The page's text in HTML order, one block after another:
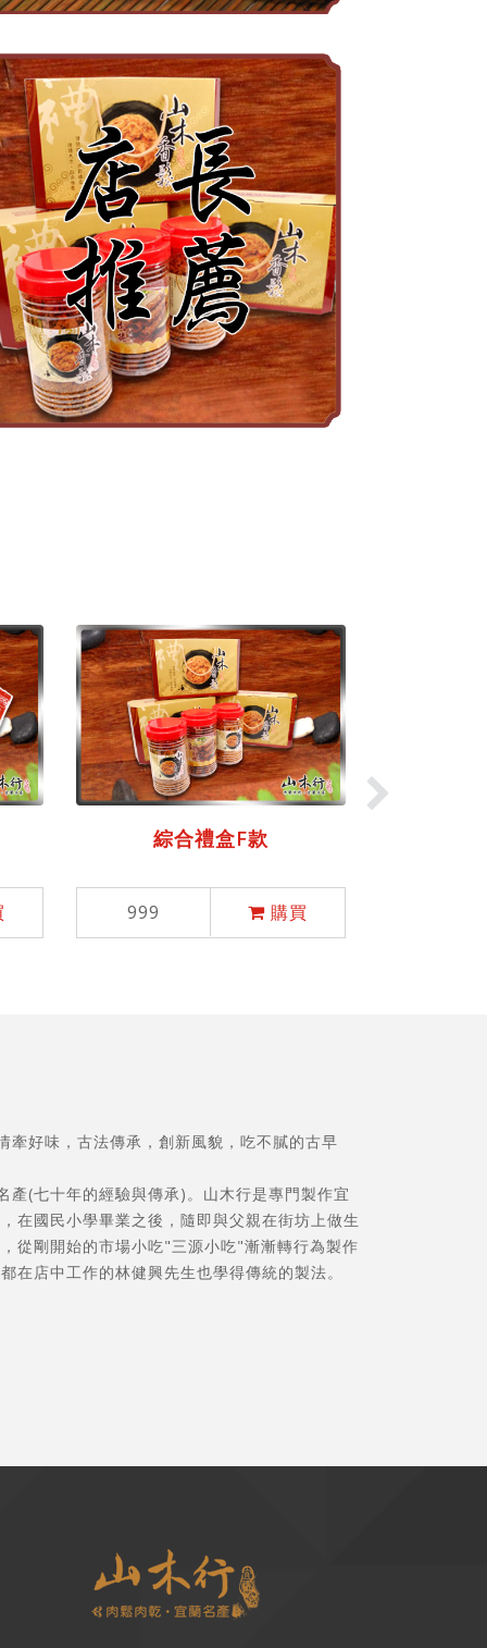
綜合禮盒F款
999 購買
牽好味，古法傳承，創新風貌，吃不膩的古早
產(七十年的經驗與傳承)。山木行是專門製作宜
在國民小學畢業之後，隨即與父親在街坊上做生
從剛開始的市場小吃"三源小吃"漸漸轉行為製作
在店中工作的林健興先生也學得傳統的製法。